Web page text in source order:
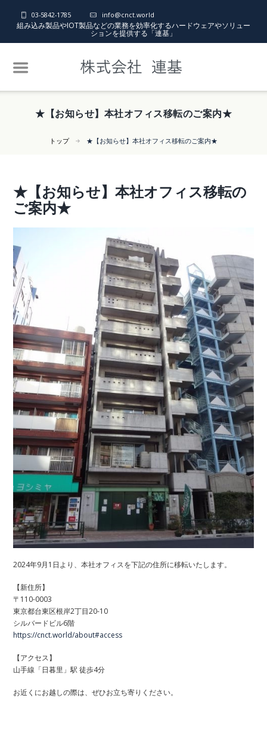
03-5842-1785 info@cnct.world
組み込み製品やIOT製品などの業務を効率化するハードウェアやソリュー
ションを提供する「連基」
★【お知らせ】本社オフィス移転のご案内★
トップ ★【お知らせ】本社オフィス移転のご案内★
★【お知らせ】本社オフィス移転の
ご案内★
2024年9月1日より、本社オフィスを下記の住所に移転いたします。
【新住所】
〒110-0003
東京都台東区根岸2丁目20-10
シルバードビル6階
https://cnct.world/about#access
【アクセス】
山手線「日暮里」駅 徒歩4分
お近くにお越しの際は、ぜひお立ち寄りください。